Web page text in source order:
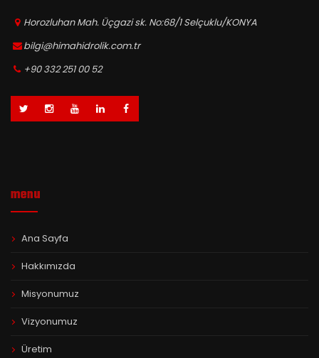
Horozluhan Mah. Üçgazi sk. No:68/1 Selçuklu/KONYA
bilgi@himahidrolik.com.tr
+90 332 251 00 52
menu
Ana Sayfa
Hakkımızda
Misyonumuz
Vizyonumuz
Üretim